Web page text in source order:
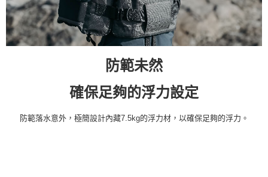
防範未然
確保足夠的浮力設定
防範落水意外，極簡設計內藏7.5kg的浮力材，以確保足夠的浮力。